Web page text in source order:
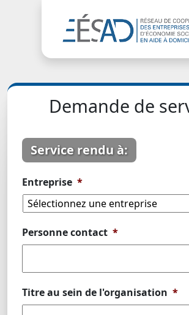
Demande de
Service rendu à:
Entreprise *
Personne contact *
Titre au sein de l'organisation *